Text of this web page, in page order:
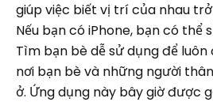
giúp việc biết vị trí của nhau
Nếu bạn có iPhone, bạn có thể
Tìm bạn bè dễ sử dụng để
nơi bạn bè và những người
ở. Ứng dụng này bây giờ được